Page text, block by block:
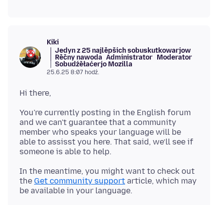
Kiki
Jedyn z 25 najlěpšich sobuskutkowarjow
Rěčny nawoda Administrator Moderator
Sobudźěłaćerjo Mozilla
25.6.25 8:07 hodź.
You're currently posting in the English forum
and we can't guarantee that a community
member who speaks your language will be
able to assisst you here. That said, we’ll see if
In the meantime, you might want to check out
the Get community support article, which may